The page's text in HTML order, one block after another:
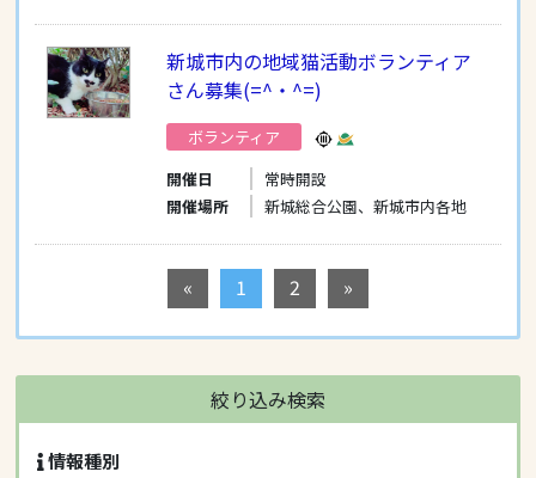
新城市内の地域猫活動ボランティア
さん募集(=^・^=)
ボランティア
開催日
常時開設
開催場所
新城総合公園、新城市内各地
« 1 2 »
絞り込み検索
情報種別